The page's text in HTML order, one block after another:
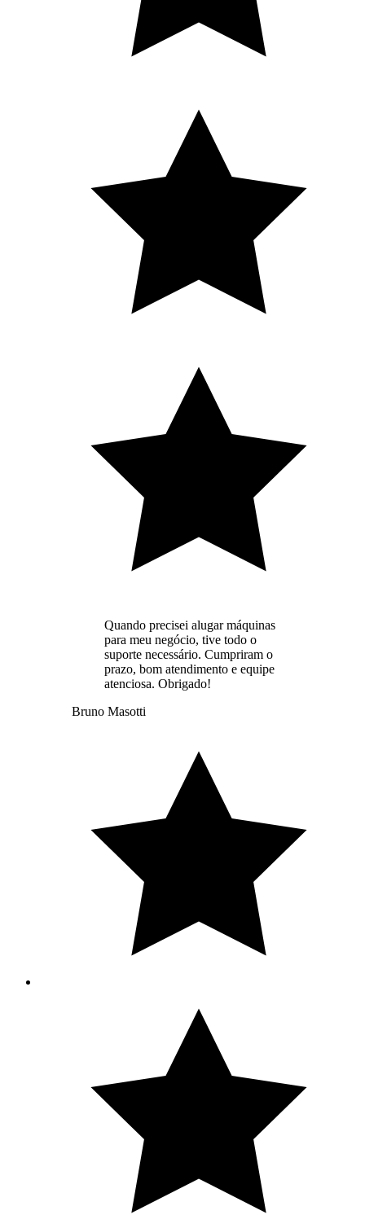
Quando precisei alugar máquinas
para meu negócio, tive todo o
suporte necessário. Cumpriram o
prazo, bom atendimento e equipe
atenciosa. Obrigado!
Bruno Masotti